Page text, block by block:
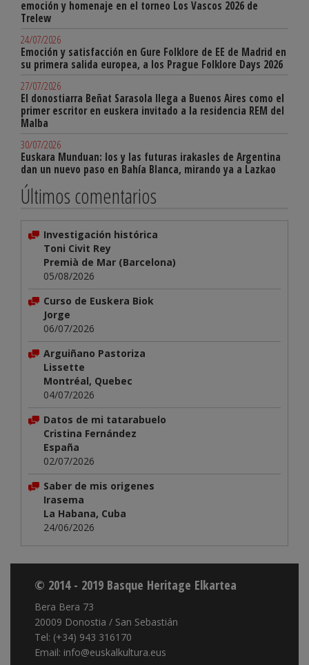
emoción y homenaje en el torneo Los Vascos 2026 de
Trelew
24/07/2026
Emoción y satisfacción en Gure Folklore de EE de Madrid en
su primera salida europea, a los Prague Folklore Days 2026
27/07/2026
El donostiarra Beñat Sarasola llega a Buenos Aires como el
primer escritor en euskera invitado a la residencia REM del
Malba
30/07/2026
Euskara Munduan: los y las futuras irakasles de Argentina
dan un nuevo paso en Bahía Blanca, mirando ya a Lazkao
Últimos comentarios
Investigación histórica
Toni Civit Rey
Premià de Mar (Barcelona)
05/08/2026
Curso de Euskera Biok
Jorge
06/07/2026
Arguiñano Pastoriza
Lissette
Montréal, Quebec
04/07/2026
Datos de mi tatarabuelo
Cristina Fernández
España
02/07/2026
Saber de mis origenes
Irasema
La Habana, Cuba
24/06/2026
© 2014 - 2019 Basque Heritage Elkartea
Bera Bera 73
20009 Donostia / San Sebastián
Tel: (+34) 943 316170
Email: info@euskalkultura.eus